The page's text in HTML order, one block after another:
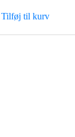
Tilføj til kurv